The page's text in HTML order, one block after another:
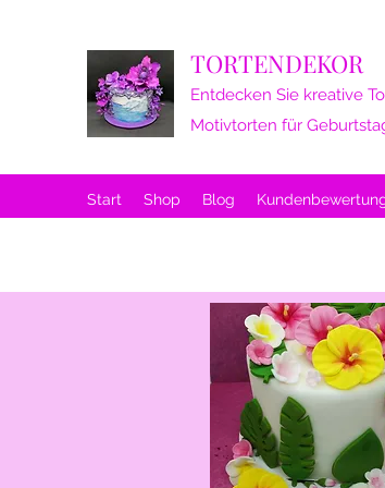
TORTENDEKOR
Entdecken Sie kreative
Motivtorten für
Start Shop Blog